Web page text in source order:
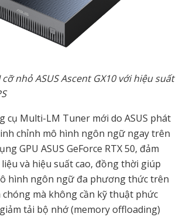
nhỏ ASUS Ascent GX10 với hiệu suất
cụ Multi-LM Tuner mới do ASUS phát
chỉnh mô hình ngôn ngữ ngay trên
GPU ASUS GeForce RTX 50, đảm
và hiệu suất cao, đồng thời giúp
hình ngôn ngữ đa phương thức trên
mà không cần kỹ thuật phức
tải bộ nhớ (memory offloading)